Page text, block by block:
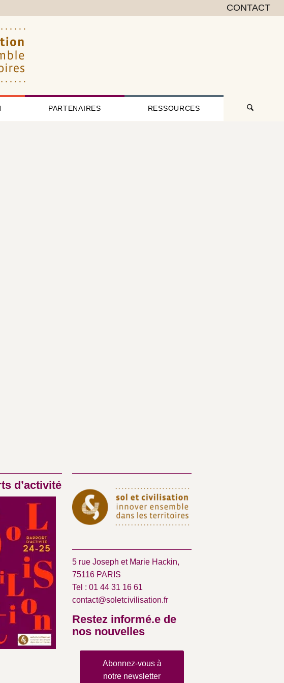
CONTACT
PARTENAIRES RESSOURCES
d’activité
5 rue Joseph et Marie Hackin,
75116 PARIS
Tel : 01 44 31 16 61
contact@soletcivilisation.fr
Restez informé.e de
nos nouvelles
Abonnez-vous à
notre newsletter